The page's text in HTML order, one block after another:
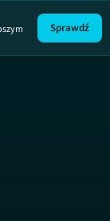
Trochę
Sprawdź